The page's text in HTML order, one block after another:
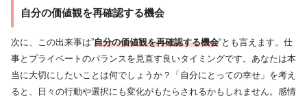
自分の価値観を再確認する機会
次に、この出来事は”自分の価値観を再確認する機会“とも言えます。仕
事とプライベートのバランスを見直す良いタイミングです。あなたは本
当に大切にしたいことは何でしょうか？「自分にとっての幸せ」を考え
ると、日々の行動や選択にも変化がもたらされるかもしれません。感情